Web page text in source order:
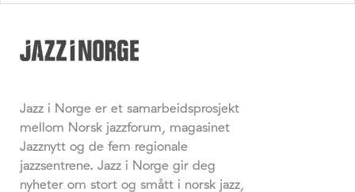
Jazz i Norge er et samarbeidsprosjekt
mellom Norsk jazzforum, magasinet
Jazznytt og de fem regionale
jazzsentrene. Jazz i Norge gir deg
nyheter om stort og smått i norsk jazz,